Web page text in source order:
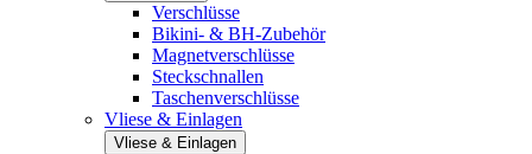
Verschlüsse
Bikini- & BH-Zubehör
Magnetverschlüsse
Steckschnallen
Taschenverschlüsse
Vliese & Einlagen
Vliese & Einlagen